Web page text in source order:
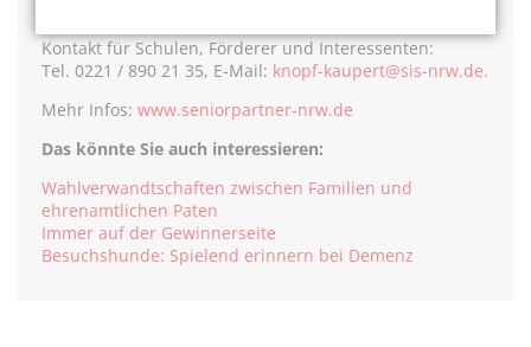
Kontakt für Schulen, Förderer und Interessenten:
Tel. 0221 / 890 21 35, E-Mail: knopf-kaupert@sis-nrw.de.
Mehr Infos: www.seniorpartner-nrw.de
Das könnte Sie auch interessieren:
Wahlverwandtschaften zwischen Familien und
ehrenamtlichen Paten
Immer auf der Gewinnerseite
Besuchshunde: Spielend erinnern bei Demenz